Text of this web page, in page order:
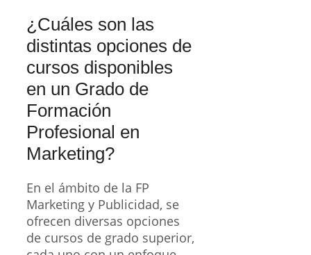
¿Cuáles son las
distintas opciones de
cursos disponibles
en un Grado de
Formación
Profesional en
Marketing?
En el ámbito de la FP
Marketing y Publicidad, se
ofrecen diversas opciones
de cursos de grado superior,